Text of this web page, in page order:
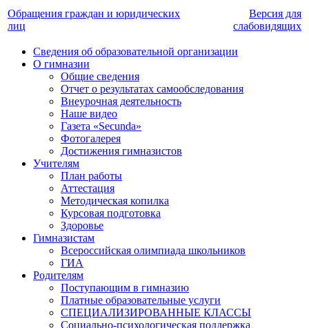
Обращения граждан и юридических
лиц
Версия для
слабовидящих
Сведения об образовательной организации
О гимназии
Общие сведения
Отчет о результатах самообследования
Внеурочная деятельность
Наше видео
Газета «Secunda»
Фотогалерея
Достижения гимназистов
Учителям
План работы
Аттестация
Методическая копилка
Курсовая подготовка
Здоровье
Гимназистам
Всероссийская олимпиада школьников
ГИА
Родителям
Поступающим в гимназию
Платные образовательные услуги
СПЕЦИАЛИЗИРОВАННЫЕ КЛАССЫ
Социально-психологическая поддержка